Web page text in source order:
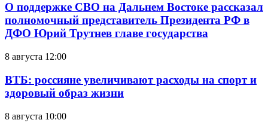
О поддержке СВО на Дальнем Востоке рассказал
полномочный представитель Президента РФ в
ДФО Юрий Трутнев главе государства
8 августа 12:00
ВТБ: россияне увеличивают расходы на спорт и
здоровый образ жизни
8 августа 10:00